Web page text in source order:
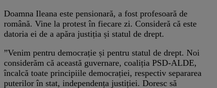
Doamna Ileana este pensionară, a fost profesoară de
română. Vine la protest în fiecare zi. Consideră că este
datoria ei de a apăra justiția și statul de drept.
”Venim pentru democrație și pentru statul de drept. Noi
considerăm că această guvernare, coaliția PSD-ALDE,
încalcă toate principiile democrației, respectiv separarea
puterilor în stat, independența justiției. Doresc să